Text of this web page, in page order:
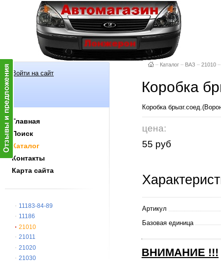
Войти на сайт
Главная
Поиск
Каталог
Контакты
Карта сайта
11183-84-89
11186
21010
21011
21020
21030
– Каталог – ВАЗ – 21010 –
Коробка
Коробка
цена:
55 руб
Артикул
Базовая единица
ВНИМАНИЕ !!!